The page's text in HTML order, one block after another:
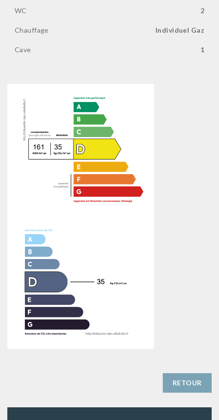
WC 2
Chauffage Individuel Gaz
Cave 1
RETOUR